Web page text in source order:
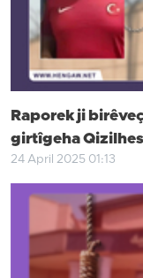
Raporek ji
girtîgeha
24 April 2025 01:13